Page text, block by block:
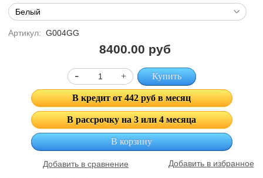
Артикул: G004GG
8400.00 руб
Купить
В кредит от 442 руб в месяц
В рассрочку на 3 или 4 месяца
В корзину
Добавить в сравнение Добавить в избранное